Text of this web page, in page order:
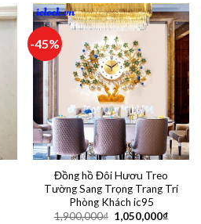
-45%
Đồng hồ Đôi Hươu Treo
Tường Sang Trọng Trang Trí
Phòng Khách ic95
1,900,000₫ 1,050,000₫